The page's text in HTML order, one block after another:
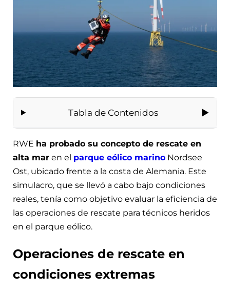
Tabla de Contenidos
RWE ha probado su concepto de rescate en
alta mar en el parque eólico marino Nordsee
Ost, ubicado frente a la costa de Alemania. Este
simulacro, que se llevó a cabo bajo condiciones
reales, tenía como objetivo evaluar la eficiencia de
las operaciones de rescate para técnicos heridos
en el parque eólico.
Operaciones de rescate en
condiciones extremas